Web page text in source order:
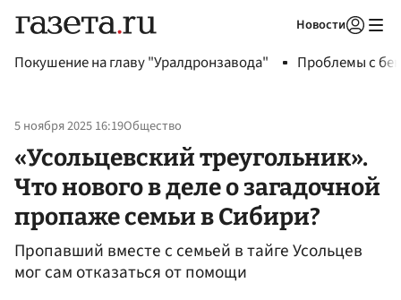
Новости
Покушение на главу "Уралдронзавода" Проблемы с
5 ноября 2025 16:19Общество
«Усольцевский треугольник».
Что нового в деле о загадочной
пропаже семьи в Сибири?
Пропавший вместе с семьей в тайге Усольцев
мог сам отказаться от помощи